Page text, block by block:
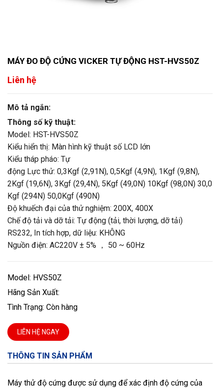
MÁY ĐO ĐỘ CỨNG VICKER TỰ ĐỘNG HST-HVS50Z
Liên hệ
Mô tả ngắn:
Thông số kỹ thuật:
Model: HST-HVS50Z
Kiểu hiển thị: Màn hình kỹ thuật số LCD lớn
Kiểu tháp pháo: Tự
động Lực thử: 0,3Kgf (2,91N), 0,5Kgf (4,9N), 1Kgf (9,8N),
2Kgf (19,6N), 3Kgf (29,4N), 5Kgf (49,0N) 10Kgf (98,0N) 30,0
Kgf (294N) 50,0Kgf (490N)
Độ khuếch đại của thử nghiệm: 200X, 400X
Chế độ tải và dỡ tải: Tự động (tải, thời lượng, dỡ tải)
RS232, In tích hợp, dữ liệu: KHÔNG
Nguồn điện: AC220V ± 5% ， 50 ~ 60Hz
Model: HVS50Z
Hãng Sản Xuất:
Tình Trạng: Còn hàng
LIÊN HỆ NGAY
THÔNG TIN SẢN PHẨM
Máy thử độ cứng được sử dụng để xác định độ cứng của